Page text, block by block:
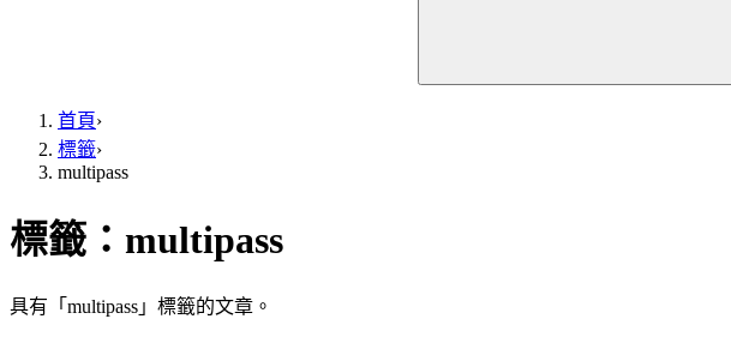
首頁›
標籤›
multipass
標籤： multipass
具有「multipass」標籤的文章。